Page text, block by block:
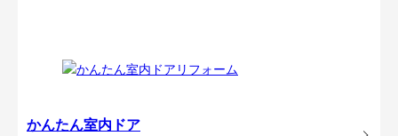
かんたん室内ドア